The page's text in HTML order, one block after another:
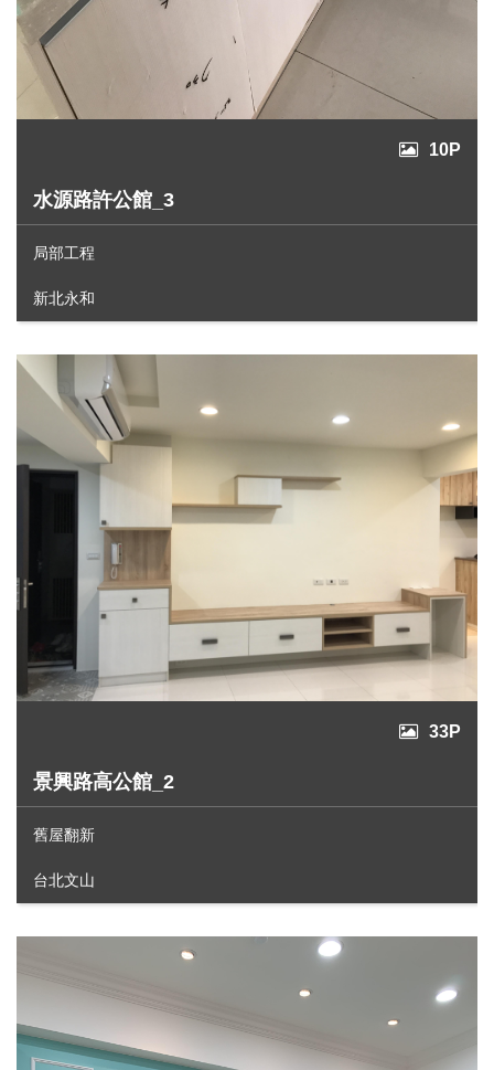
10P
水源路許公館_3
局部工程
新北永和
33P
景興路高公館_2
舊屋翻新
台北文山